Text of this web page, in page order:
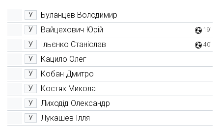
У Буланцев Володимир
У Вайцехович Юрій 19'
У Ільєнко Станіслав 40'
У Кацило Олег
У Кобан Дмитро
У Костяк Микола
У Лиходід Олександр
У Лукашев Ілля